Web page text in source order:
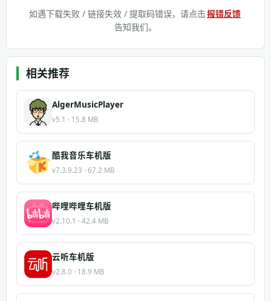
如遇下载失败 / 链接失效 / 提取码错误，请点击报错反馈
告知我们。
相关推荐
AlgerMusicPlayer
v5.1 · 15.8 MB
酷我音乐车机版
v7.3.9.23 · 67.2 MB
哔哩哔哩车机版
v2.10.1 · 42.4 MB
云听车机版
v2.8.0 · 18.9 MB